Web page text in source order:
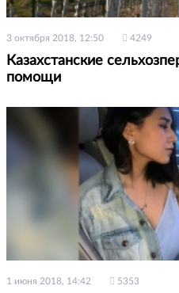
3 октября 2018, 12:50 4249
Казахстанские
помощи
1 июня 2018, 14:42 5353